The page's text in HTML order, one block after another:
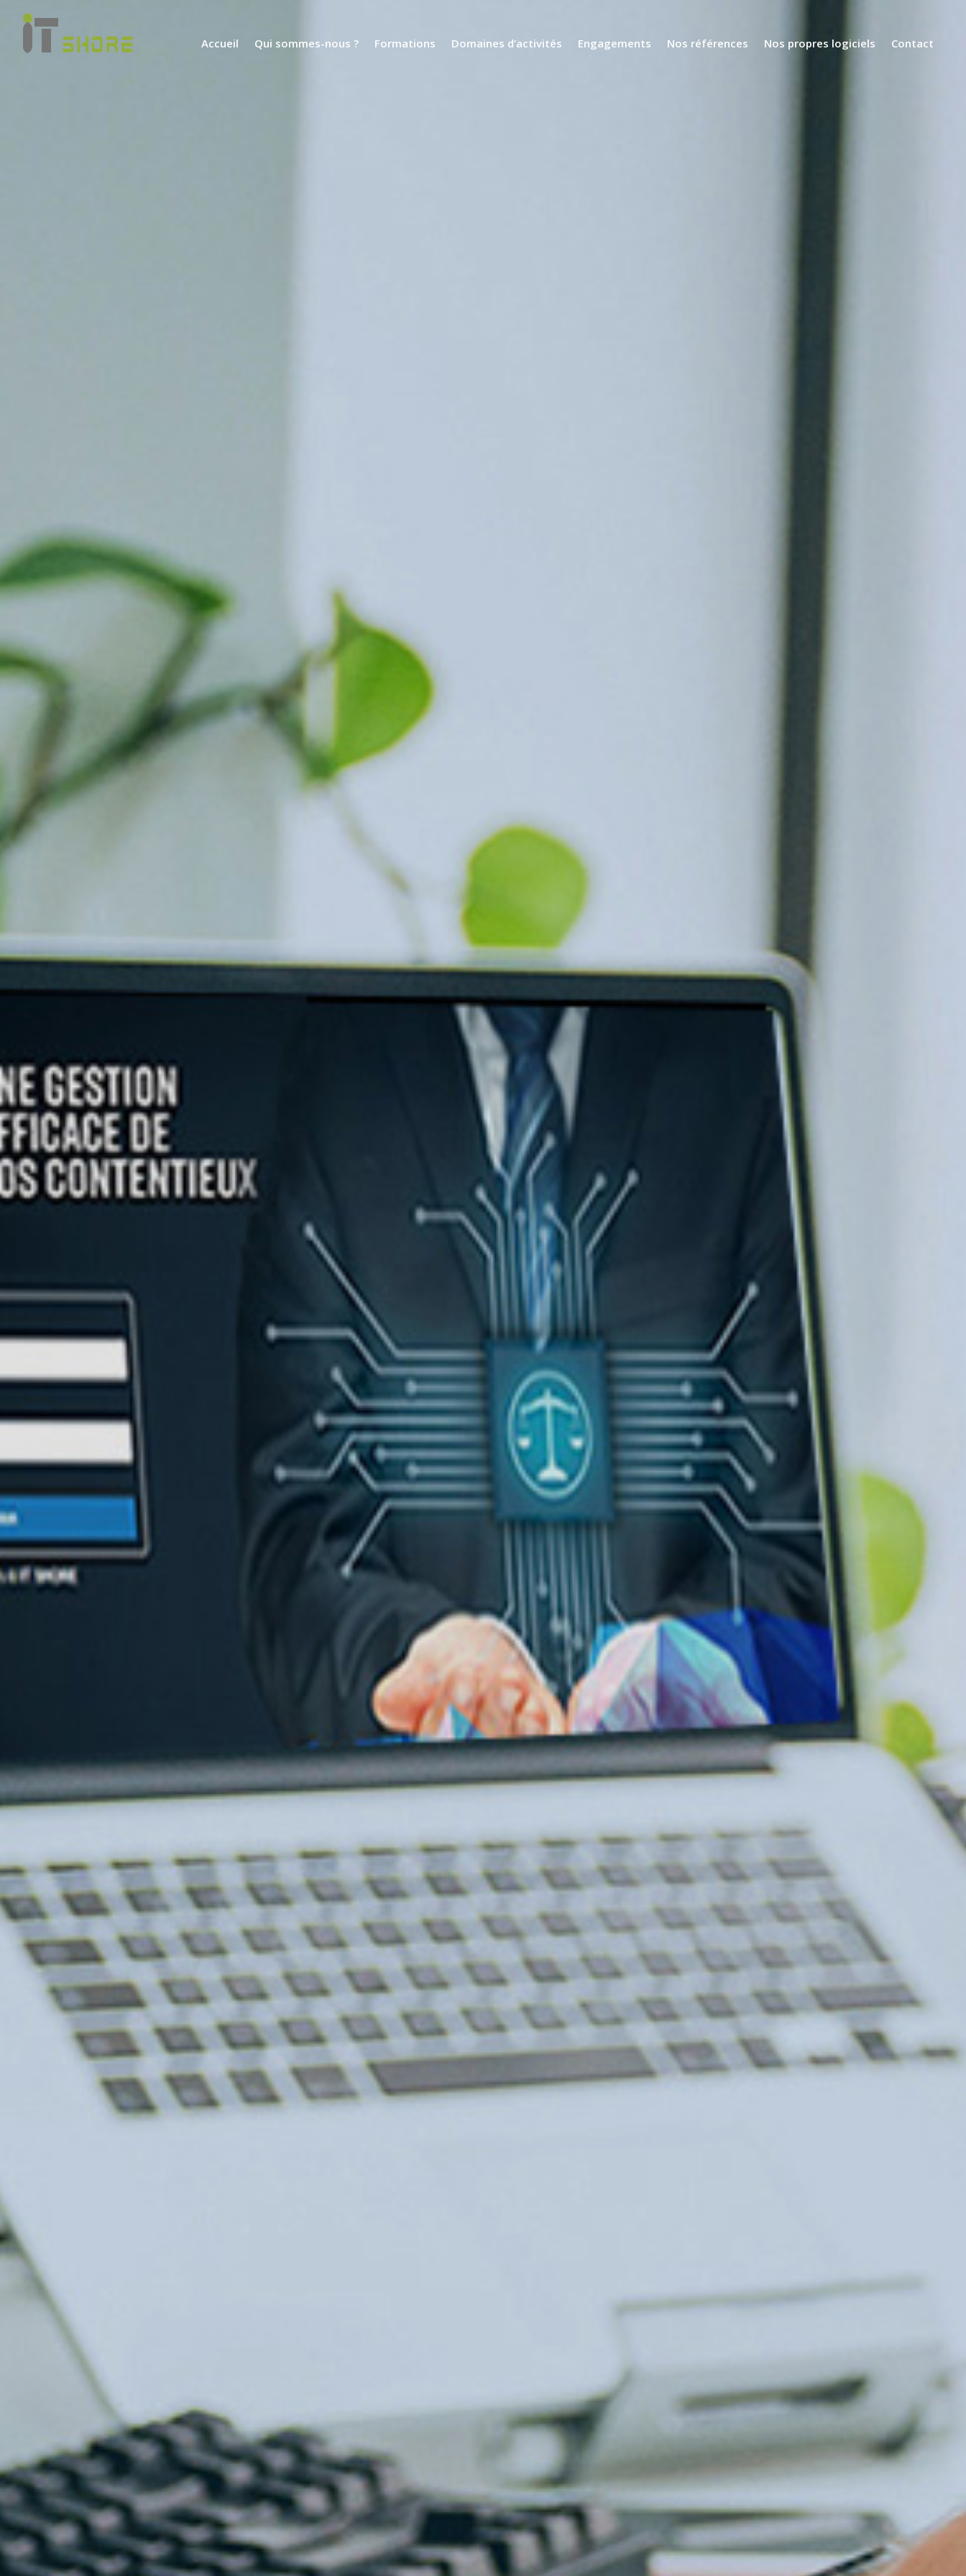
Accueil Qui sommes-nous ? Formations Domaines d’activités Engagements Nos références Nos propres logiciels Contact